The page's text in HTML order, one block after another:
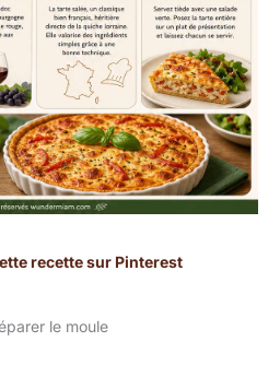
recette sur Pinterest
le moule